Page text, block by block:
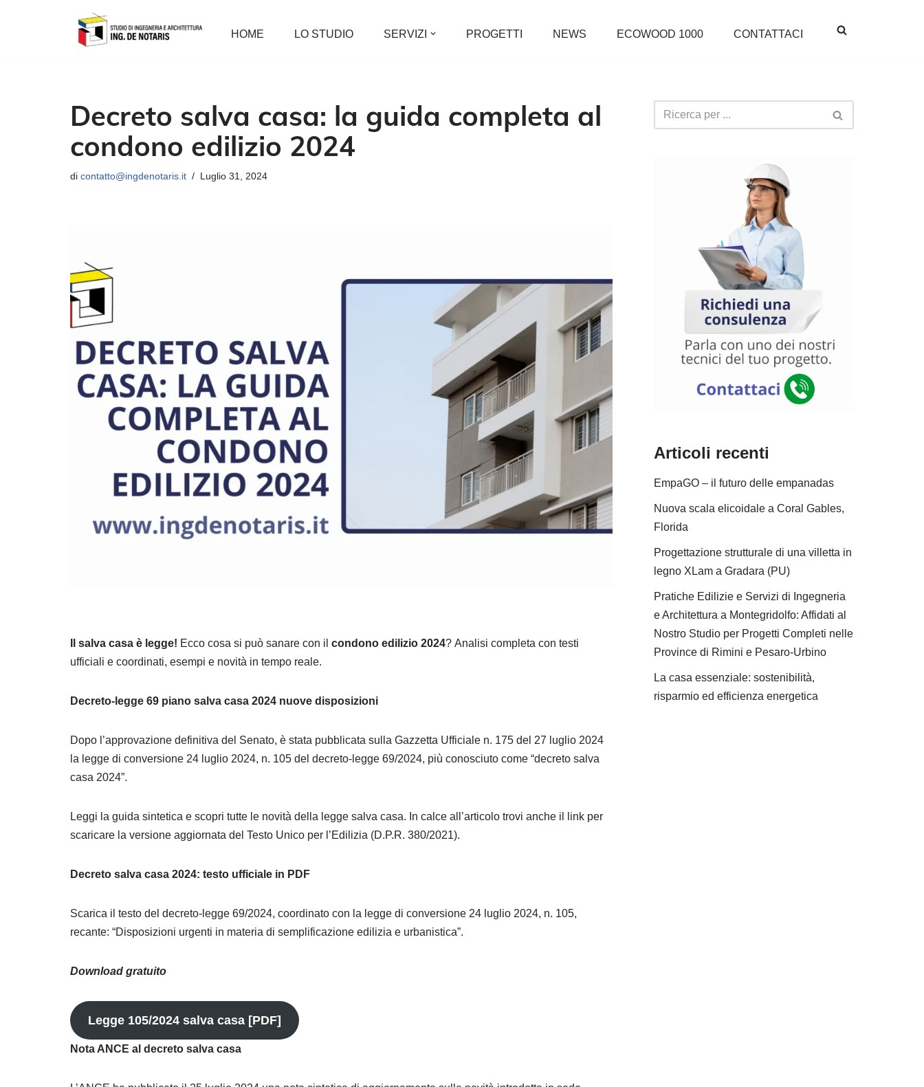
HOME LO STUDIO SERVIZI PROGETTI NEWS ECOWOOD 1000 CONTATTACI
Decreto salva casa: la guida completa al
condono edilizio 2024
di contatto@ingdenotaris.it Luglio 31, 2024
Il salva casa è legge! Ecco cosa si può sanare con il condono edilizio 2024? Analisi completa con testi
ufficiali e coordinati, esempi e novità in tempo reale.
Decreto-legge 69 piano salva casa 2024 nuove disposizioni
Dopo l’approvazione definitiva del Senato, è stata pubblicata sulla Gazzetta Ufficiale n. 175 del 27 luglio 2024
la legge di conversione 24 luglio 2024, n. 105 del decreto-legge 69/2024, più conosciuto come “decreto salva
casa 2024”.
Leggi la guida sintetica e scopri tutte le novità della legge salva casa. In calce all’articolo trovi anche il link per
scaricare la versione aggiornata del Testo Unico per l’Edilizia (D.P.R. 380/2021).
Decreto salva casa 2024: testo ufficiale in PDF
Scarica il testo del decreto-legge 69/2024, coordinato con la legge di conversione 24 luglio 2024, n. 105,
recante: “Disposizioni urgenti in materia di semplificazione edilizia e urbanistica”.
Download gratuito
Legge 105/2024 salva casa [PDF]
Nota ANCE al decreto salva casa
Articoli recenti
EmpaGO – il futuro delle empanadas
Nuova scala elicoidale a Coral Gables,
Florida
Progettazione strutturale di una villetta in
legno XLam a Gradara (PU)
Pratiche Edilizie e Servizi di Ingegneria
e Architettura a Montegridolfo: Affidati al
Nostro Studio per Progetti Completi nelle
Province di Rimini e Pesaro-Urbino
La casa essenziale: sostenibilità,
risparmio ed efficienza energetica